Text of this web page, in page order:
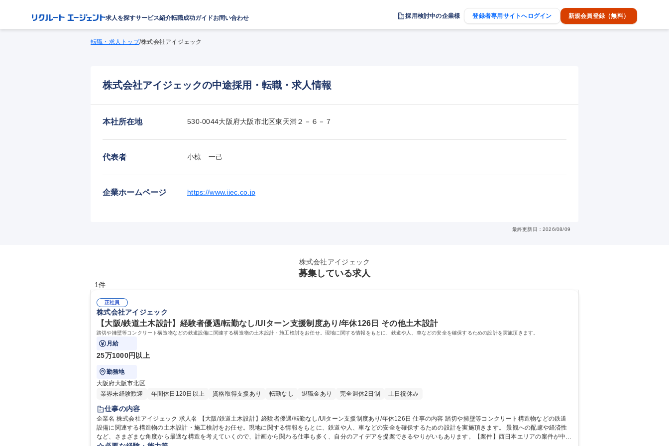
求人を探すサービス紹介転職成功ガイドお問い合わせ 採用検討中の企業様 登録者専用サイトへログイン 新規会員登録（無料）
転職・求人トップ/株式会社アイジェック
株式会社アイジェックの中途採用・転職・求人情報
本社所在地 530-0044大阪府大阪市北区東天満２－６－７
代表者 小椋　一己
企業ホームページ https://www.ijec.co.jp
最終更新日：2026/08/09
株式会社アイジェック
募集している求人
1件
正社員
株式会社アイジェック
【大阪/鉄道土木設計】経験者優遇/転勤なし/UIターン支援制度あり/年休126日 その他土木設計
踏切や擁壁等コンクリート構造物などの鉄道設備に関連する構造物の土木設計・施工検討をお任せ。現地に関する情報をもとに、鉄道や人、車などの安全を確保するための設計を実施頂きます。
月給
25万1000円以上
勤務地
大阪府大阪市北区
業界未経験歓迎
年間休日120日以上 資格取得支援あり 転勤なし 退職金あり 完全週休2日制 土日祝休み
仕事の内容
企業名 株式会社アイジェック 求人名 【大阪/鉄道土木設計】経験者優遇/転勤なし/UIターン支援制度あり/年休126日 仕事の内容 踏切や擁壁等コンクリート構造物などの鉄道
設備に関連する構造物の土木設計・施工検討をお任せ。現地に関する情報をもとに、鉄道や人、車などの安全を確保するための設計を実施頂きます。 景観への配慮や経済性
など、さまざまな角度から最適な構造を考えていくので、計画から関わる仕事も多く、自分のアイデアを提案できるやりがいもあります。【案件】西日本エリアの案件が中心